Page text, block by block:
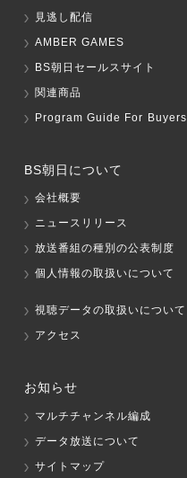
見逃し配信
AMBER GAMES
BS朝日セールスサイト
関連商品
Program Guide For Buyers
BS朝日について
会社概要
ニュースリリース
放送番組の種別の公表制度
個人情報の取扱いについて
視聴データの取扱いについて
アクセス
お知らせ
マルチチャンネル編成
データ放送について
サイトマップ